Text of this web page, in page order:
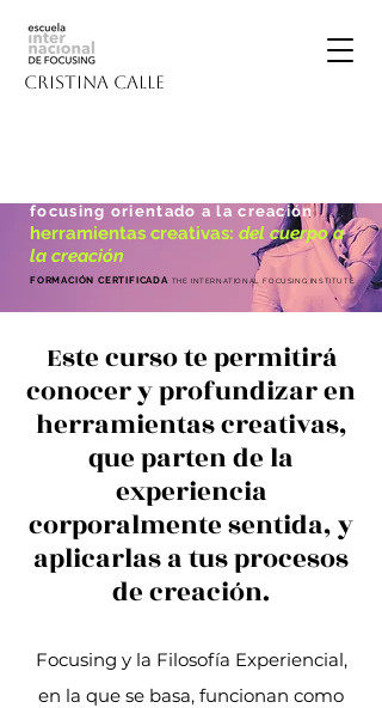
CRISTINA CALLE
focusing orientado a la creación
herramientas creativas: del cuerpo a
la creación
FORMACIÓN CERTIFICADA THE INTERNATIONAL FOCUSING INSTITUTE
Este curso te permitirá
conocer y profundizar en
herramientas creativas,
que parten de la
experiencia
corporalmente sentida, y
aplicarlas a tus procesos
de creación.
Focusing y la Filosofía Experiencial,
en la que se basa, funcionan como